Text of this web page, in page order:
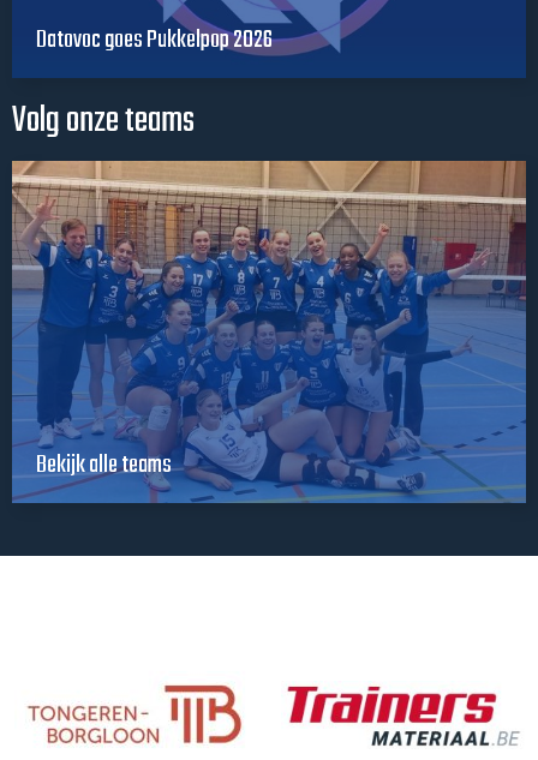
Datovoc goes Pukkelpop 2026
Volg onze teams
Bekijk alle teams